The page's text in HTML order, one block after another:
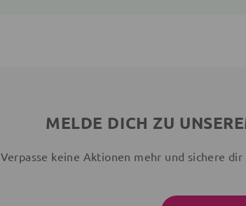
MELDE DICH ZU
Verpasse keine Aktionen mehr und sichere